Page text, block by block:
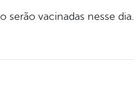
serão vacinadas nesse dia.